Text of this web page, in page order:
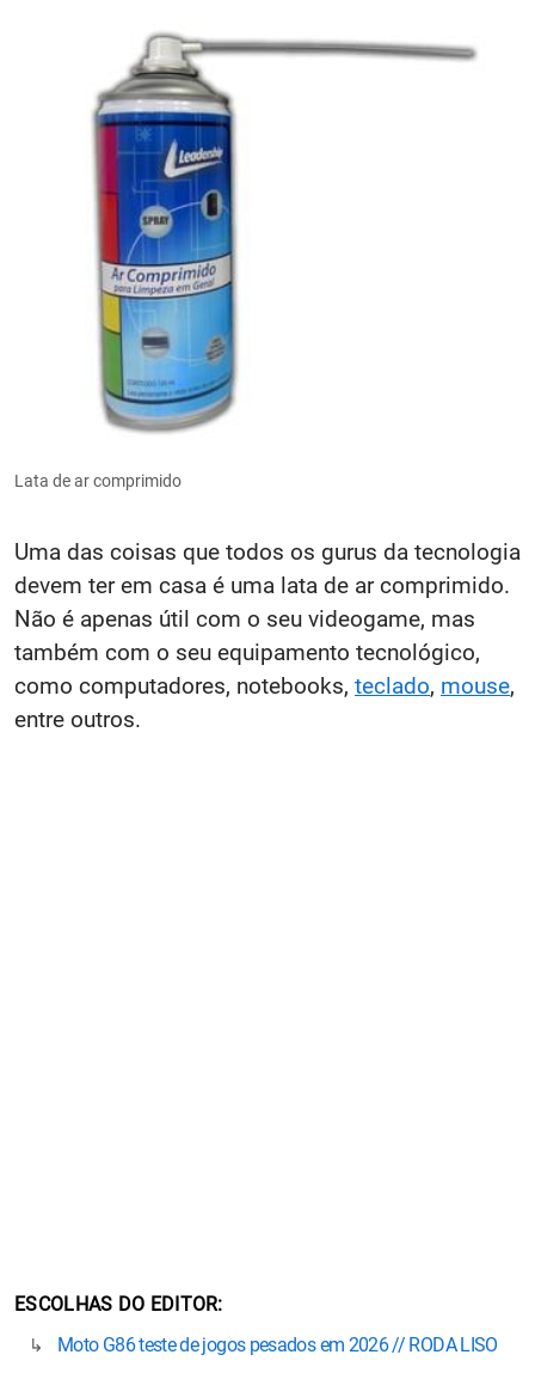
Lata de ar comprimido
Uma das coisas que todos os gurus da tecnologia
devem ter em casa é uma lata de ar comprimido.
Não é apenas útil com o seu videogame, mas
também com o seu equipamento tecnológico,
como computadores, notebooks, teclado, mouse,
entre outros.
ESCOLHAS DO EDITOR
Moto G86 teste de jogos pesados em 2026 // RODA LISO